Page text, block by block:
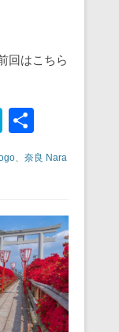
回はこちら
H
e
a
有
、 奈良 Nara